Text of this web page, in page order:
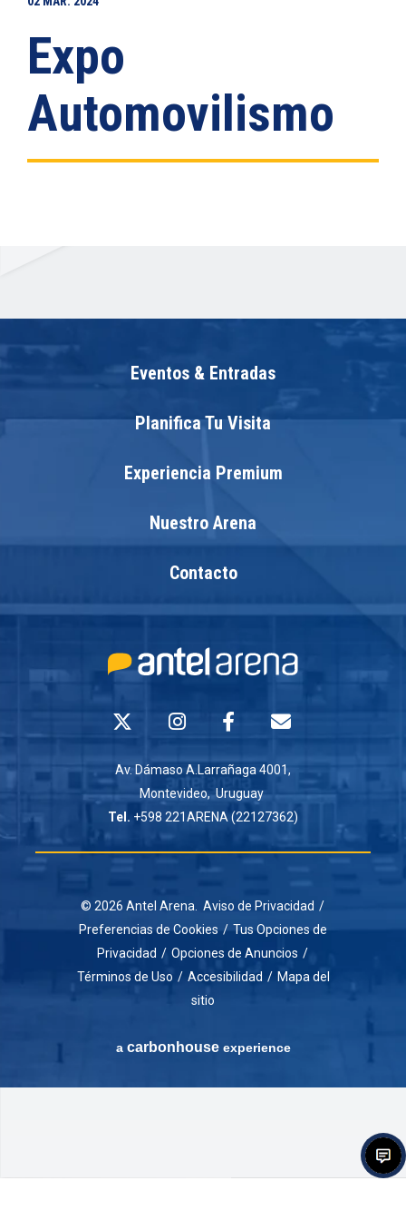
Expo
Automovilismo
Eventos & Entradas
Planifica Tu Visita
Experiencia Premium
Nuestro Arena
Contacto
Av. Dámaso A.Larrañaga 4001,
Montevideo, Uruguay
Tel. +598 221ARENA (22127362)
© 2026 Antel Arena. Aviso de Privacidad /
Preferencias de Cookies / Tus Opciones de
Privacidad / Opciones de Anuncios /
Términos de Uso / Accesibilidad / Mapa del
sitio
a carbon houseexperience